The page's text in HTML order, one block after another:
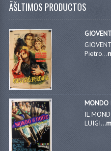
ÃŠLTIMOS PRODUCTOS
Pietro...
MONDO
IL
LUIGI...